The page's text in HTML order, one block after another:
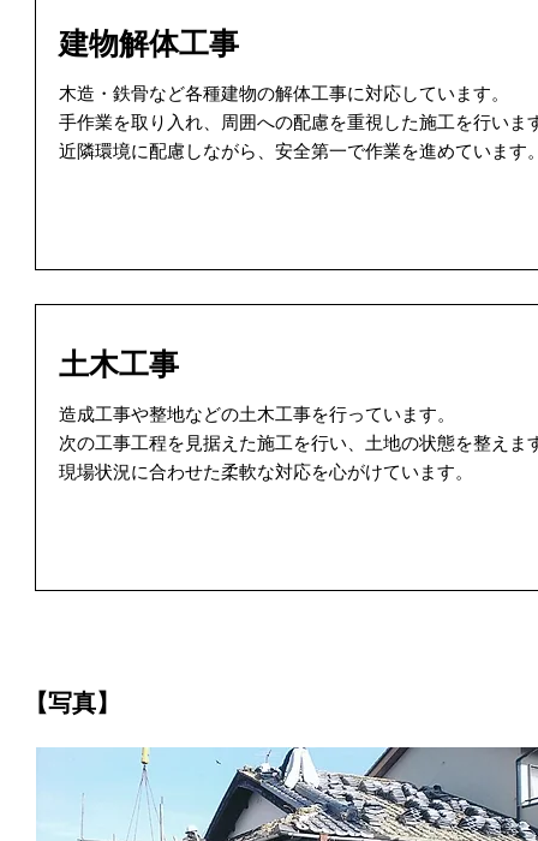
建物解体工事
木造・鉄骨など各種建物の解体工事に対応しています。
手作業を取り入れ、周囲への配慮を重視した施工を行いま
近隣環境に配慮しながら、安全第一で作業を進めています
土木工事
造成工事や整地などの土木工事を行っています。
次の工事工程を見据えた施工を行い、土地の状態を整えま
現場状況に合わせた柔軟な対応を心がけています。
【写真】